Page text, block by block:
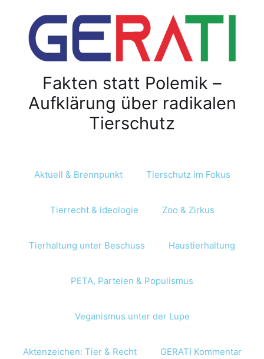
Fakten statt Polemik –
Aufklärung über radikalen
Tierschutz
Aktuell & Brennpunkt Tierschutz im Fokus
Tierrecht & Ideologie Zoo & Zirkus
Tierhaltung unter Beschuss Haustierhaltung
PETA, Parteien & Populismus
Veganismus unter der Lupe
Aktenzeichen: Tier & Recht GERATI Kommentar